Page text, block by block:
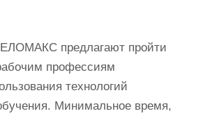
предлагают пройти
профессиям
технологий
Минимальное время,